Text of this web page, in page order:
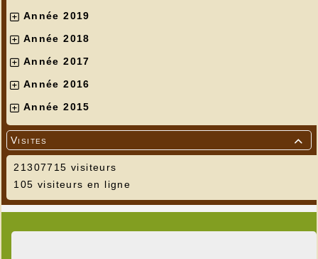
Année 2019
Année 2018
Année 2017
Année 2016
Année 2015

Visites
21307715 visiteurs
105 visiteurs en ligne